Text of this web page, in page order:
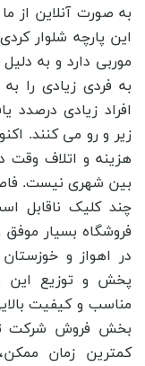
به صورت آنلاین از
این پارچه شلوار
موربی دارد و به
به فردی زیادی را
افراد زیادی درصدد
زیر و رو می کنند.
هزینه و اتلاف
بین شهری نیست.
چند کلیک ناقابل
فروشگاه بسیار موفق
در اهواز و
پخش و توزیع این
مناسب و کیفیت
بخش فروش شرکت
کمترین زمان